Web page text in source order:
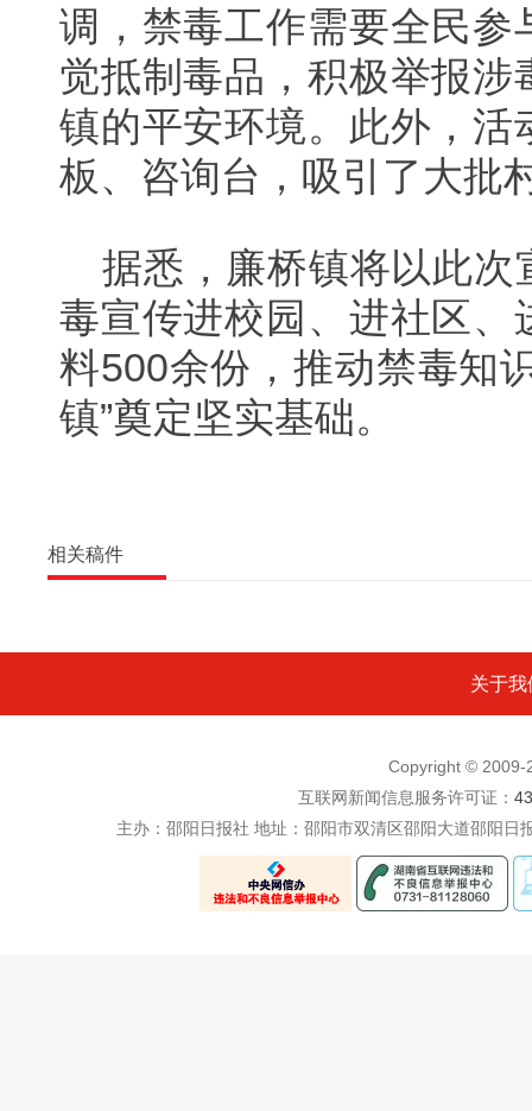
调，禁毒工作需要全民
觉抵制毒品，积极举报
镇的平安环境。此外，
板、咨询台，吸引了大批
据悉，廉桥镇将以此
毒宣传进校园、进社区
料500余份，推动禁毒知
镇”奠定坚实基础。
相关稿件
关于我
Copyright © 2009-
互联网新闻信息服务许可证：
主办：邵阳日报社 地址：邵阳市双清区邵阳大道邵阳